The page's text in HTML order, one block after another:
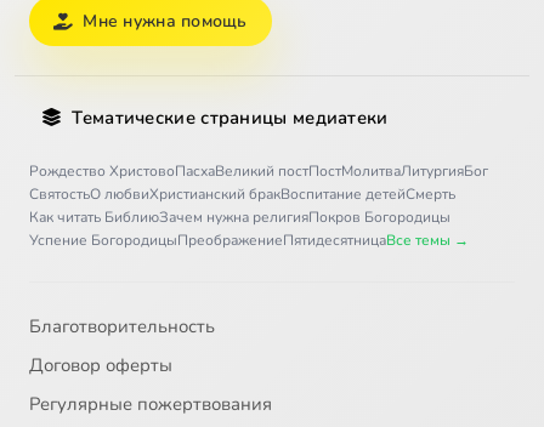
Мне нужна помощь
Тематические страницы медиатеки
Рождество ХристовоПасхаВеликий постПостМолитваЛитургияБог
СвятостьО любвиХристианский бракВоспитание детейСмерть
Как читать БиблиюЗачем нужна религияПокров Богородицы
Успение БогородицыПреображениеПятидесятницаВсе темы →
Благотворительность
Договор оферты
Регулярные пожертвования